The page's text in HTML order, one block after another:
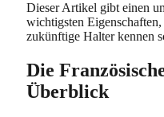
Dieser Artikel gibt einen
wichtigsten
zukünftige Halter kennen
Die
Überblick